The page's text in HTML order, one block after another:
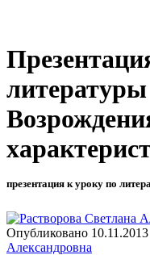
презентация к уроку по
Опубликовано
Александровна